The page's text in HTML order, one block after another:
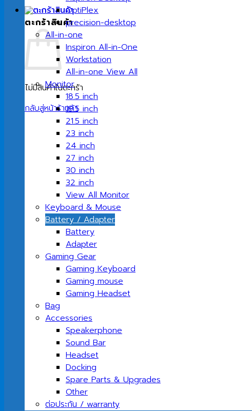
ตะกร้าสินค้า
ไม่มีสินค้าในตะกร้า
กลับสู่หน้าร้านค้า
OptiPlex
precision-desktop
All-in-one
Inspiron All-in-One
Workstation
All-in-one View All
Monitor
18.5 inch
19.5 inch
21.5 inch
23 inch
24 inch
27 inch
30 inch
32 inch
View All Monitor
Keyboard & Mouse
Battery / Adapter
Battery
Adapter
Gaming Gear
Gaming Keyboard
Gaming mouse
Gaming Headset
Bag
Accessories
Speakerphone
Sound Bar
Headset
Docking
Spare Parts & Upgrades
Other
ต่อประกัน / warranty